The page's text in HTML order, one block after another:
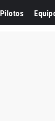
Pilotos